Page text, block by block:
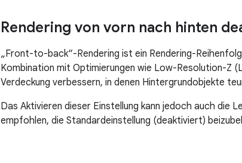
Rendering von vorn nach hinten
„Front-to-back“-Rendering ist ein Rendering-
Kombination mit Optimierungen wie Low-Resolution-Z
Verdeckung verbessern, in denen Hintergrundobjekte
Das Aktivieren dieser Einstellung kann jedoch auch die
empfohlen, die Standardeinstellung (deaktiviert)